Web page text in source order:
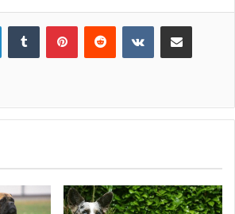
LinkedInTumblr PinterestReddit VKontakteE-Posta ile paylaş